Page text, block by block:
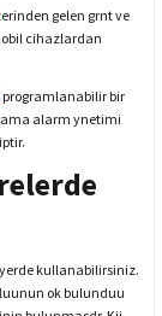
gelen grnt ve
cihazlardan
programlanabilir bir
alarm ynetimi
kullanabilirsiniz.
ok bulunduu